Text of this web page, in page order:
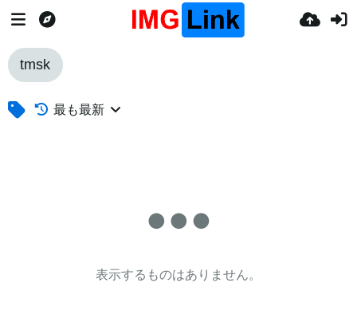
tmsk
最も最新
表示するものはありません。